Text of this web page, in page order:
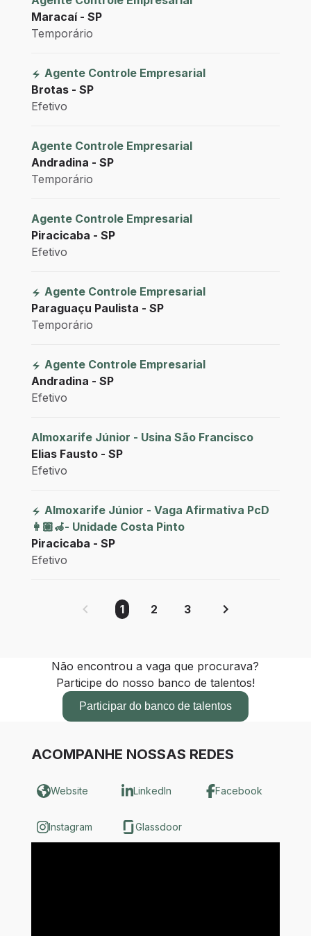
Maracaí - SP
Temporário
Agente Controle Empresarial
Brotas - SP
Efetivo
Agente Controle Empresarial
Andradina - SP
Temporário
Agente Controle Empresarial
Piracicaba - SP
Efetivo
Agente Controle Empresarial
Paraguaçu Paulista - SP
Temporário
Agente Controle Empresarial
Andradina - SP
Efetivo
Almoxarife Júnior - Usina São Francisco
Elias Fausto - SP
Efetivo
Almoxarife Júnior - Vaga Afirmativa PcD
👩🏽‍🦽- Unidade Costa Pinto
Piracicaba - SP
Efetivo
1 2 3
Não encontrou a vaga que procurava?
Participe do nosso banco de talentos!
Participar do banco de talentos
ACOMPANHE NOSSAS REDES
Website LinkedIn Facebook
Instagram Glassdoor